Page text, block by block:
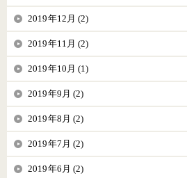
2019年12月 (2)
2019年11月 (2)
2019年10月 (1)
2019年9月 (2)
2019年8月 (2)
2019年7月 (2)
2019年6月 (2)